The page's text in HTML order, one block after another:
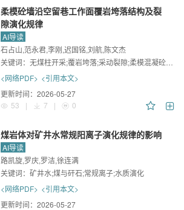
柔模砼墙沿空留巷工作面覆岩垮落结构及裂
隙演化规律
AI导读
石占山,范永君,李刚,迟国铭,刘航,陈文杰
关键词： 无煤柱开采;覆岩垮落;采动裂隙;柔模混凝砼墙;相似材料模拟
<网络PDF> <引用本文>
更新时间： 2026-05-27
53
| 7 | 0
煤岩体对矿井水常规阳离子演化规律的影响
AI导读
路凯旋,罗庆,罗洁,徐连满
关键词： 矿井水;煤与矸石;常规离子;水质演化
<网络PDF> <引用本文>
更新时间： 2026-05-27